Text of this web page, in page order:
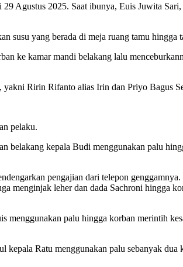
Agustus 2025. Saat ibunya, Euis Juwita
susu yang berada di meja ruang tamu hingga
ke kamar mandi belakang lalu
yakni Ririn Rifanto alias Irin dan Priyo Bagus
pelaku.
belakang kepala Budi menggunakan palu
pengajian dari telepon
menginjak leher dan dada Sachroni hingga
menggunakan palu hingga korban merintih
kepala Ratu menggunakan palu sebanyak